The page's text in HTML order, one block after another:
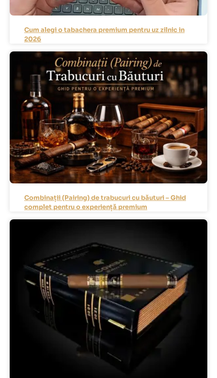
Cum alegi o tabachera premium pentru uz zilnic in
2026
Combinații (Pairing) de trabucuri cu băuturi – Ghid
complet pentru o experiență premium